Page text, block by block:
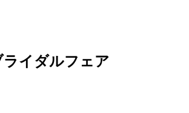
ライダルフェア